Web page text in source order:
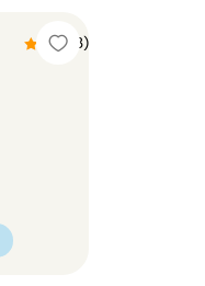
4.3 (3)